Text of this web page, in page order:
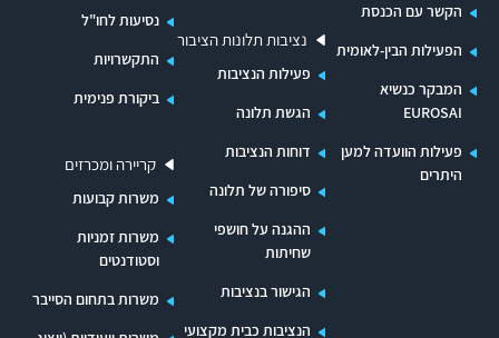
הקשר עם הכנסת
הפעילות הבין-לאומית
המבקר כנשיא
EUROSAI
פעילות הוועדה למען
היתרים
נציבות תלונות הציבור
פעילות הנציבות
הגשת תלונה
דוחות הנציבות
סיפורה של תלונה
ההגנה על חושפי
שחיתות
הגישור בנציבות
הנציבות כבית מקצועי
נסיעות לחו"ל
התקשרויות
ביקורת פנימית
קריירה ומכרזים
משרות קבועות
משרות זמניות
וסטודנטים
משרות בתחום הסייבר